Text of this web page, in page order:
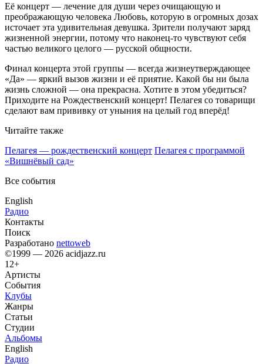
Её концерт — лечение для души через очищающую и
преображающую человека Любовь, которую в огромных дозах
источает эта удивительная девушка. Зрители получают заряд
жизненной энергии, потому что наконец-то чувствуют себя
частью великого целого — русской общности.
Финал концерта этой группы — всегда жизнеутверждающее
«Да» — яркий вызов жизни и её приятие. Какой бы ни была
жизнь сложной — она прекрасна. Хотите в этом убедиться?
Приходите на Рождественский концерт! Пелагея со товарищи
сделают вам прививку от уныния на целый год вперёд!
Читайте также
Пелагея — рождественский концерт Пелагея с программой
«Вишнёвый сад»
Все события
English
Радио
Контакты
Поиск
Разработано nettoweb
©1999 — 2026 acidjazz.ru
12+
Артисты
События
Клубы
Жанры
Статьи
Студии
Альбомы
English
Радио